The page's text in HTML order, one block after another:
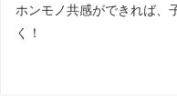
ホンモノ共感ができれば、
く！